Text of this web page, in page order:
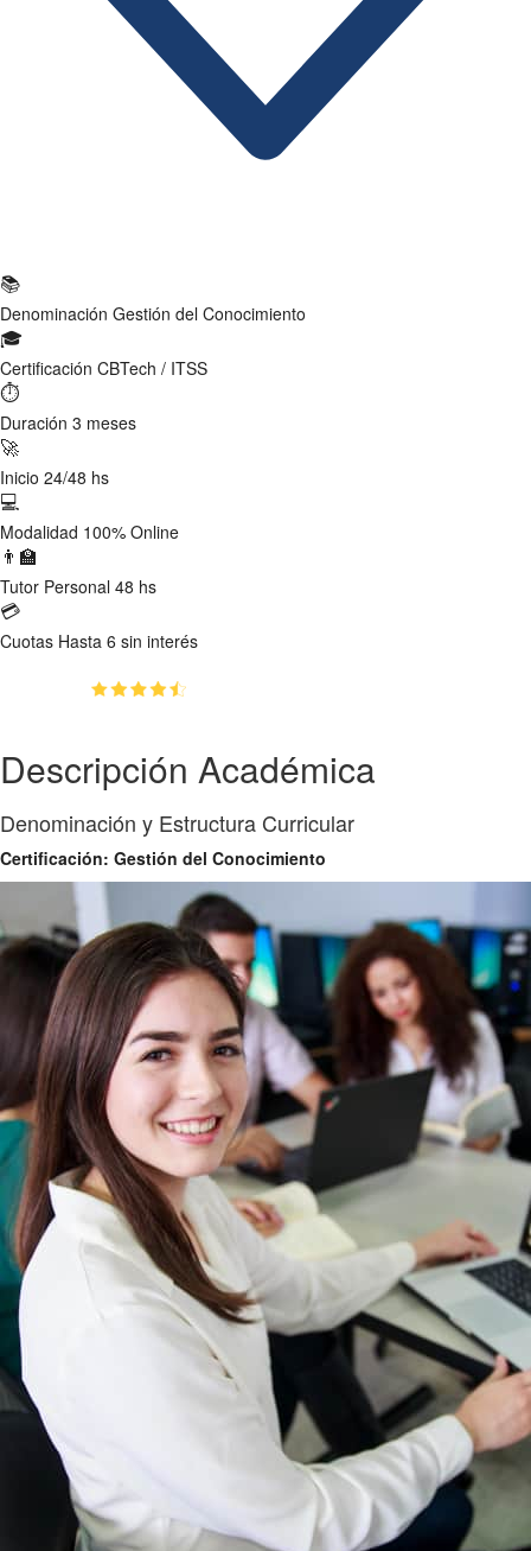
📚
Denominación Gestión del Conocimiento
🎓
Certificación CBTech / ITSS
⏱
Duración 3 meses
🚀
Inicio 24/48 hs
💻
Modalidad 100% Online
👨‍🏫
Tutor Personal 48 hs
💳
Cuotas Hasta 6 sin interés
Descripción Académica
Denominación y Estructura Curricular
Certificación: Gestión del Conocimiento